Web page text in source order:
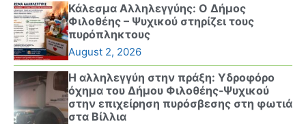
Κάλεσμα Αλληλεγγύης: Ο Δήμος
Φιλοθέης – Ψυχικού στηρίζει τους
πυρόπληκτους
August 2, 2026
Η αλληλεγγύη στην πράξη: Υδροφόρο
όχημα του Δήμου Φιλοθέης-Ψυχικού
στην επιχείρηση πυρόσβεσης στη φωτιά
στα Βίλλια